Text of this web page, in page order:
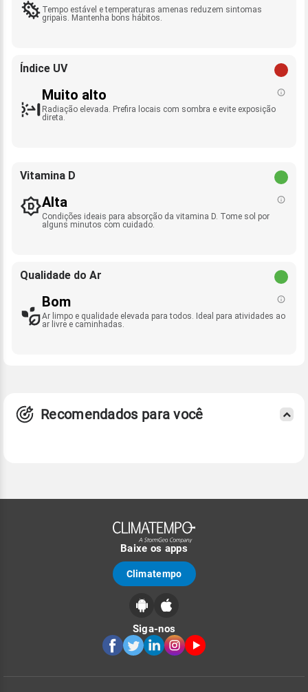
Tempo estável e temperaturas amenas reduzem sintomas
gripais. Mantenha bons hábitos.
Índice UV
Muito alto
Radiação elevada. Prefira locais com sombra e evite exposição
direta.
Vitamina D
Alta
Condições ideais para absorção da vitamina D. Tome sol por
alguns minutos com cuidado.
Qualidade do Ar
Bom
Ar limpo e qualidade elevada para todos. Ideal para atividades ao
ar livre e caminhadas.
Recomendados para você
Baixe os apps
Climatempo
Siga-nos